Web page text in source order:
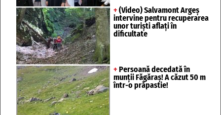
+ (Video) Salvamont Argeș
intervine pentru recuperarea
unor turişti aflaţi în
dificultate
+ Persoană decedată în
munții Făgăraș! A căzut 50 m
într-o prăpastie!